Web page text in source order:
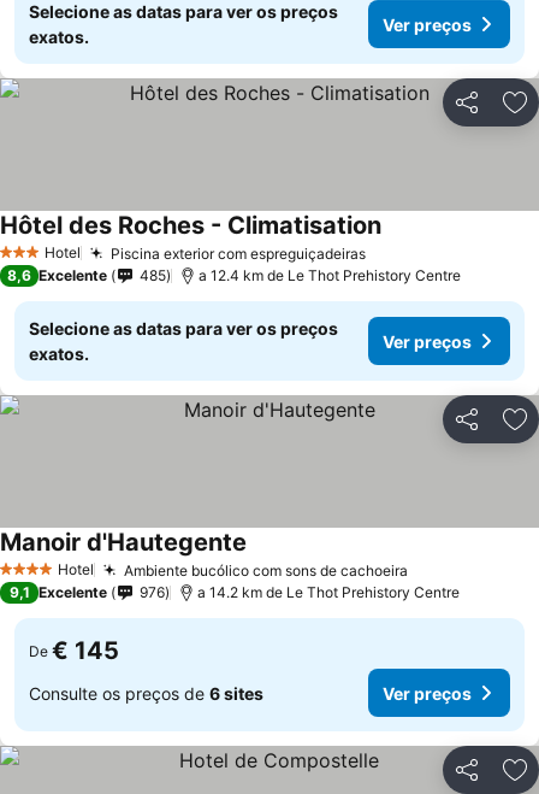
Selecione as datas para ver os preços
exatos.
Ver preços
Partilhar
3 EstrelasHotel Piscina exterior com espreguiçadeiras
Hôtel des Roches - Climatisation
8,6 Excelente 485 a 12.4 km de Le Thot Prehistory Centre
Selecione as datas para ver os preços
exatos.
Ver preços
Partilhar
4 EstrelasHotel Ambiente bucólico com sons de cachoeira
Manoir d'Hautegente
9,1 Excelente 976 a 14.2 km de Le Thot Prehistory Centre
De € 145
Consulte os preços de 6 sites Ver preços
Partilhar